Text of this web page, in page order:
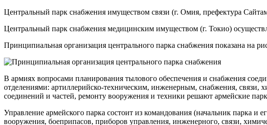
Центральный парк снабжения имуществом связи (г. Омия, префектура
Центральный парк снабжения медицинским имуществом (г. Токио)
Принципиальная организация центрального парка снабжения показана на
В армиях вопросами планирования тылового обеспечения и снабжения
отделениями: артиллерийско-техническим, инженерным, снабжения,
соединений и частей, ремонту вооружения и техники решают армейские
Управление армейского парка состоит из командования (начальник парка и
вооружения, боеприпасов, приборов управления, инженерного, связи,